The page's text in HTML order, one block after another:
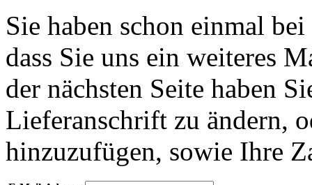
Sie haben schon einmal
dass Sie uns ein weiteres
der nächsten Seite haben
Lieferanschrift zu ändern,
hinzuzufügen, sowie Ihre